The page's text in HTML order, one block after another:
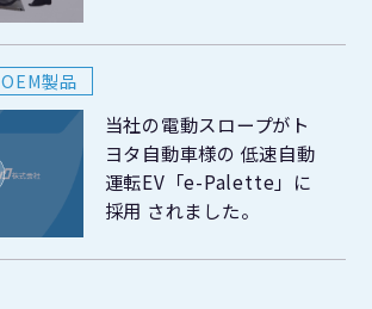
OEM製品
当社の電動スロープがト
ヨタ自動車様の 低速自動
運転EV「e-Palette」に
採用 されました。